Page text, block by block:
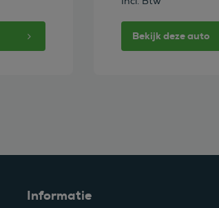
Bekijk deze auto
Informatie